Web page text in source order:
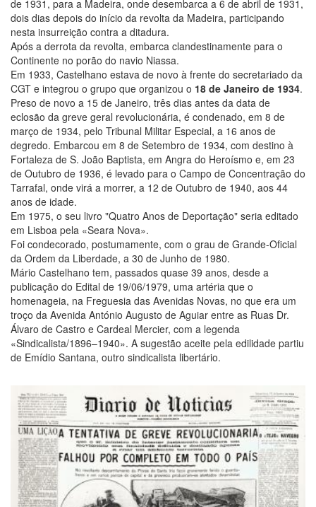
de 1931, para a Madeira, onde desembarca a 6 de abril de 1931,
dois dias depois do início da revolta da Madeira, participando
nesta insurreição contra a ditadura.
Após a derrota da revolta, embarca clandestinamente para o
Continente no porão do navio Niassa.
Em 1933, Castelhano estava de novo à frente do secretariado da
CGT e integrou o grupo que organizou o 18 de Janeiro de 1934.
Preso de novo a 15 de Janeiro, três dias antes da data de
eclosão da greve geral revolucionária, é condenado, em 8 de
março de 1934, pelo Tribunal Militar Especial, a 16 anos de
degredo. Embarcou em 8 de Setembro de 1934, com destino à
Fortaleza de S. João Baptista, em Angra do Heroísmo e, em 23
de Outubro de 1936, é levado para o Campo de Concentração do
Tarrafal, onde virá a morrer, a 12 de Outubro de 1940, aos 44
anos de idade.
Em 1975, o seu livro "Quatro Anos de Deportação" seria editado
em Lisboa pela «Seara Nova».
Foi condecorado, postumamente, com o grau de Grande-Oficial
da Ordem da Liberdade, a 30 de Junho de 1980.
Mário Castelhano tem, passados quase 39 anos, desde a
publicação do Edital de 19/06/1979, uma artéria que o
homenageia, na Freguesia das Avenidas Novas, no que era um
troço da Avenida António Augusto de Aguiar entre as Ruas Dr.
Álvaro de Castro e Cardeal Mercier, com a legenda
«Sindicalista/1896–1940». A sugestão aceite pela edilidade partiu
de Emídio Santana, outro sindicalista libertário.